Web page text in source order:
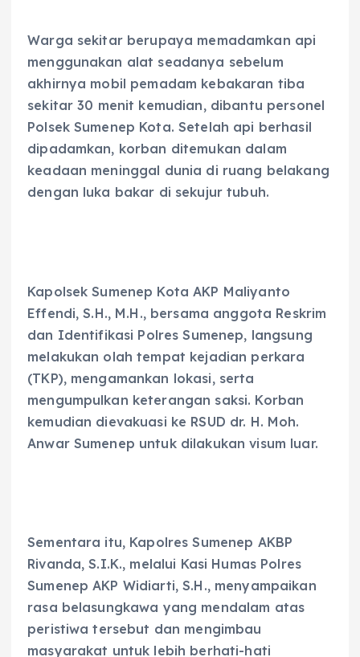
Warga sekitar berupaya memadamkan api
menggunakan alat seadanya sebelum
akhirnya mobil pemadam kebakaran tiba
sekitar 30 menit kemudian, dibantu personel
Polsek Sumenep Kota. Setelah api berhasil
dipadamkan, korban ditemukan dalam
keadaan meninggal dunia di ruang belakang
dengan luka bakar di sekujur tubuh.
Kapolsek Sumenep Kota AKP Maliyanto
Effendi, S.H., M.H., bersama anggota Reskrim
dan Identifikasi Polres Sumenep, langsung
melakukan olah tempat kejadian perkara
(TKP), mengamankan lokasi, serta
mengumpulkan keterangan saksi. Korban
kemudian dievakuasi ke RSUD dr. H. Moh.
Anwar Sumenep untuk dilakukan visum luar.
Sementara itu, Kapolres Sumenep AKBP
Rivanda, S.I.K., melalui Kasi Humas Polres
Sumenep AKP Widiarti, S.H., menyampaikan
rasa belasungkawa yang mendalam atas
peristiwa tersebut dan mengimbau
masyarakat untuk lebih berhati-hati